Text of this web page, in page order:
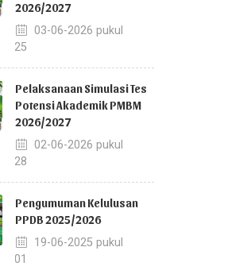
2026/2027
03-06-2026 pukul
14:25
Pelaksanaan Simulasi Tes
Potensi Akademik PMBM
2026/2027
02-06-2026 pukul
08:28
Pengumuman Kelulusan
PPDB 2025/2026
19-06-2025 pukul
13:01